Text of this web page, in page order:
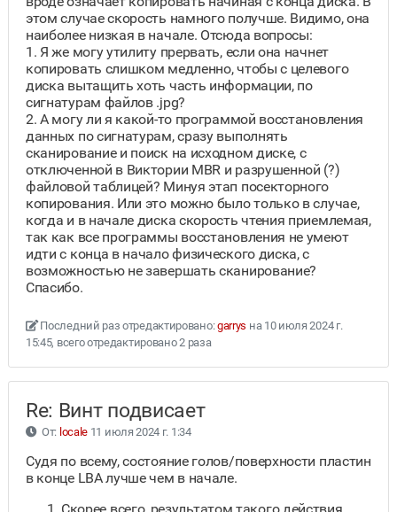
этом случае скорость намного получше. Видимо, она
наиболее низкая в начале. Отсюда вопросы:
1. Я же могу утилиту прервать, если она начнет
копировать слишком медленно, чтобы с целевого
диска вытащить хоть часть информации, по
сигнатурам файлов .jpg?
2. А могу ли я какой-то программой восстановления
данных по сигнатурам, сразу выполнять
сканирование и поиск на исходном диске, с
отключенной в Виктории MBR и разрушенной (?)
файловой таблицей? Минуя этап посекторного
копирования. Или это можно было только в случае,
когда и в начале диска скорость чтения приемлемая,
так как все программы восстановления не умеют
идти с конца в начало физического диска, с
возможностью не завершать сканирование?
Спасибо.
Последний раз отредактировано:garrys на 10 июля 2024 г.
15:45, всего отредактировано 2 раза
Re: Винт подвисает
От: locale 11 июля 2024 г. 1:34
Судя по всему, состояние голов/поверхности пластин
в конце LBA лучше чем в начале.
Скорее всего, результатом такого действия